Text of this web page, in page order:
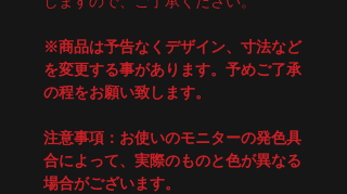
※商品は予告なくデザイン、寸法など
を変更する事があります。予めご了承
の程をお願い致します。
注意事項：お使いのモニターの発色具
合によって、実際のものと色が異なる
場合がございます。